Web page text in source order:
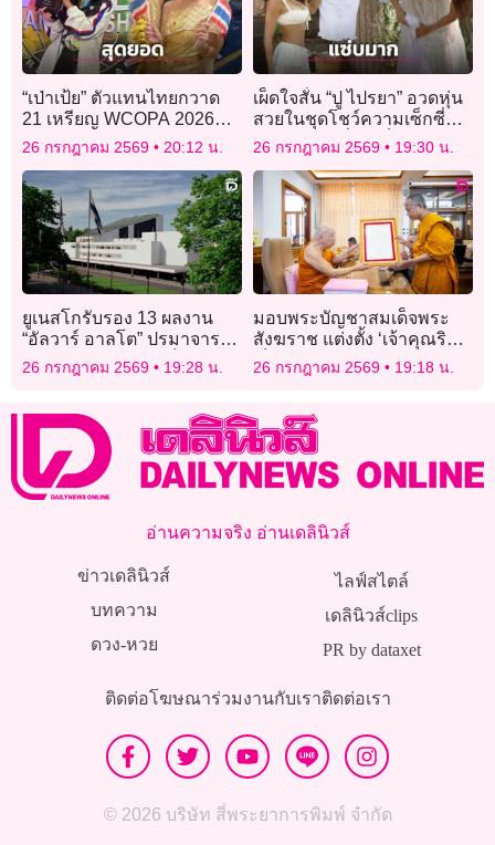
“เป่าเป้ย” ตัวแทนไทยกวาด
21 เหรียญ WCOPA 2026
ร่วมวง 24K คว้าชัยบนเวที
โลกที่สหรัฐฯ
26 กรกฎาคม 2569 20:12 น.
เผ็ดใจสั่น “ปู ไปรยา” อวดหุ่น
สวยในชุดโชว์ความเซ็กซี่
ตากผ้าแบบที่ใครก็ต้องหยุด
26 กรกฎาคม 2569 19:30 น.
ยูเนสโกรับรอง 13 ผลงาน
“อัลวาร์ อาลโต” ปรมาจารย์
สถาปนิกฟินแลนด์ เป็นมรดก
26 กรกฎาคม 2569 19:28 น.
มอบพระบัญชาสมเด็จพระ
สังฆราช แต่งตั้ง ‘เจ้าคุณริด’
เป็น ‘เจ้าคณะจังหวัด
นครสวรรค์’
26 กรกฎาคม 2569 19:18 น.
อ่านความจริง อ่านเดลินิวส์
ข่าวเดลินิวส์
บทความ
ดวง-หวย
ไลฟ์สไตล์
เดลินิวส์clips
PR by dataxet
ติดต่อโฆษณาร่วมงานกับเราติดต่อเรา
© 2026 บริษัท สี่พระยาการพิมพ์ จำกัด